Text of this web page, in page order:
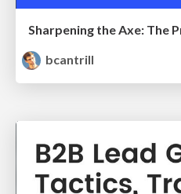
Sharpening the Axe: The
bcantrill